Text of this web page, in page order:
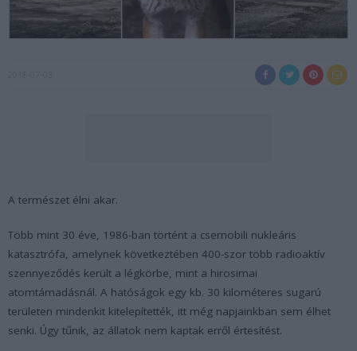
A természet élni akar.
Több mint 30 éve, 1986-ban történt a csernobili nukleáris
katasztrófa, amelynek következtében 400-szor több radioaktív
szennyeződés került a légkörbe, mint a hirosimai
atomtámadásnál. A hatóságok egy kb. 30 kilométeres sugarú
területen mindenkit kitelepítették, itt még napjainkban sem élhet
senki. Úgy tűnik, az állatok nem kaptak erről értesítést.